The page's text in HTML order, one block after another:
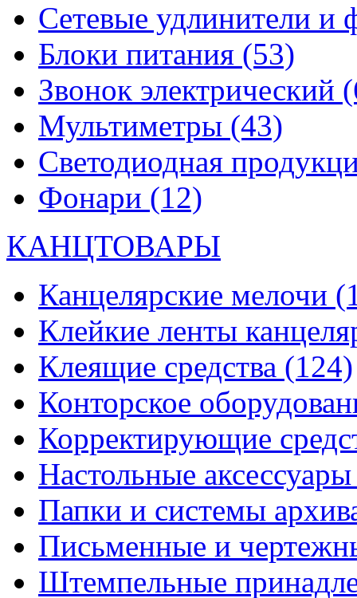
Сетевые удлинители и
Блоки питания (53)
Звонок электрический
Мультиметры (43)
Светодиодная
Фонари (12)
КАНЦТОВАРЫ
Канцелярские мелочи
Клейкие ленты
Клеящие средства (124)
Конторское
Корректирующие
Настольные
Папки и системы
Письменные и
Штемпельные